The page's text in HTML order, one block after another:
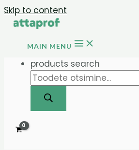
Skip to content
MAIN MENU
products search